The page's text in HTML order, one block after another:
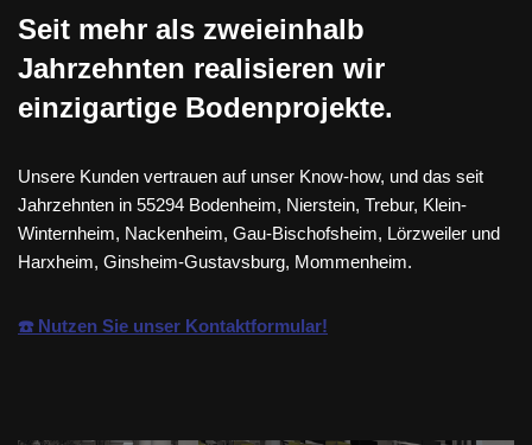
Seit mehr als zweieinhalb
Jahrzehnten realisieren wir
einzigartige Bodenprojekte.
Unsere Kunden vertrauen auf unser Know-how, und das seit
Jahrzehnten in 55294 Bodenheim, Nierstein, Trebur, Klein-
Winternheim, Nackenheim, Gau-Bischofsheim, Lörzweiler und
Harxheim, Ginsheim-Gustavsburg, Mommenheim.
☎️ Nutzen Sie unser Kontaktformular!